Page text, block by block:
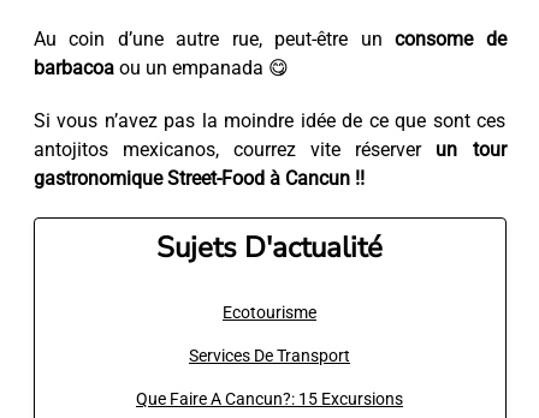
Au coin d’une autre rue, peut-être un consome de
barbacoaou un empanada 😋
Si vous n’avez pas la moindre idée de ce que sont ces
antojitos mexicanos, courrez vite réserver un tour
gastronomique Street-Food à Cancun !!
Sujets D'actualité
Ecotourisme
Services De Transport
Que Faire A Cancun?: 15 Excursions